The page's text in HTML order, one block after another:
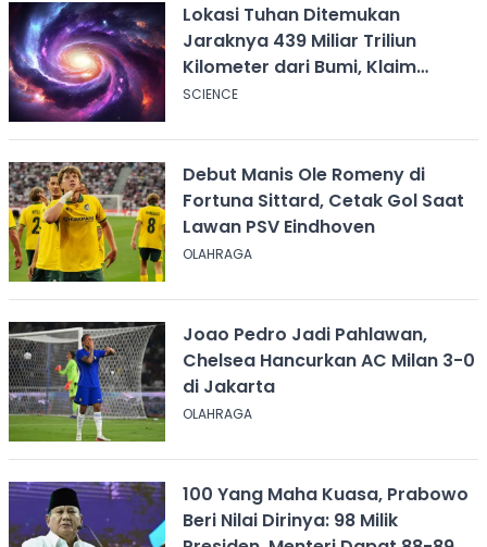
Lokasi Tuhan Ditemukan
Jaraknya 439 Miliar Triliun
Kilometer dari Bumi, Klaim
Ilmuwan Harvard
SCIENCE
Debut Manis Ole Romeny di
Fortuna Sittard, Cetak Gol Saat
Lawan PSV Eindhoven
OLAHRAGA
Joao Pedro Jadi Pahlawan,
Chelsea Hancurkan AC Milan 3-0
di Jakarta
OLAHRAGA
100 Yang Maha Kuasa, Prabowo
Beri Nilai Dirinya: 98 Milik